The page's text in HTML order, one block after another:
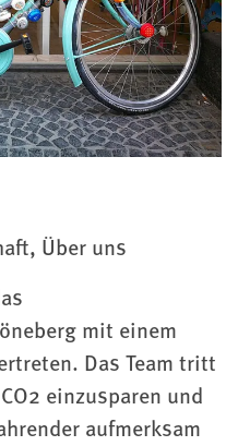
Über uns
mit einem
Das Team tritt
einzusparen und
aufmerksam